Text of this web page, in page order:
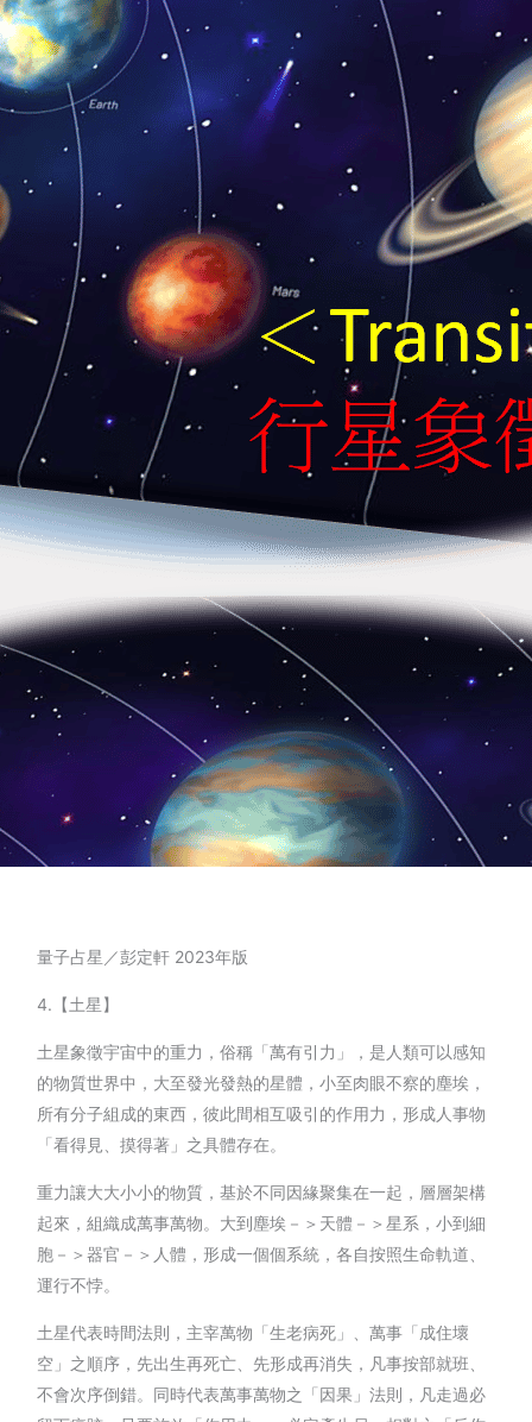
量子占星／彭定軒 2023年版
4.【土星】
土星象徵宇宙中的重力，俗稱「萬有引力」，是人類可以感知
的物質世界中，大至發光發熱的星體，小至肉眼不察的塵埃，
所有分子組成的東西，彼此間相互吸引的作用力，形成人事物
「看得見、摸得著」之具體存在。
重力讓大大小小的物質，基於不同因緣聚集在一起，層層架構
起來，組織成萬事萬物。大到塵埃－＞天體－＞星系，小到細
胞－＞器官－＞人體，形成一個個系統，各自按照生命軌道、
運行不悖。
土星代表時間法則，主宰萬物「生老病死」、萬事「成住壞
空」之順序，先出生再死亡、先形成再消失，凡事按部就班、
不會次序倒錯。同時代表萬事萬物之「因果」法則，凡走過必